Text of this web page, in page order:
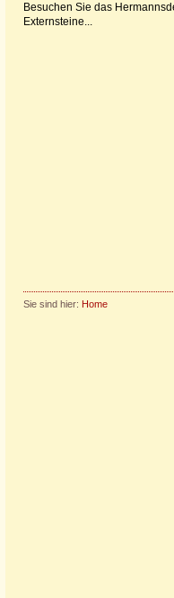
Besuchen Sie das
Externsteine...
Sie sind hier: Home